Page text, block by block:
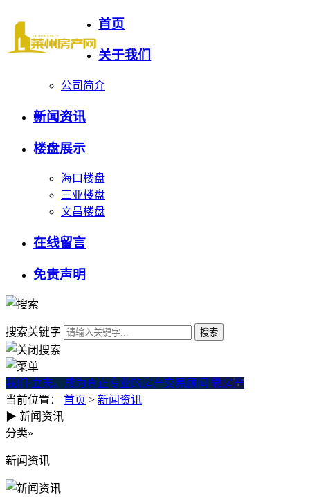
首页
关于我们
公司简介
新闻资讯
楼盘展示
海口楼盘
三亚楼盘
文昌楼盘
在线留言
免责声明
搜索关键字
我们·立志。成为真正专业的房产交易顾问 微房产
当前位置： 首页 > 新闻资讯
房子买哪个品牌最好？2026开
▶ 新闻资讯
分类»
新闻资讯